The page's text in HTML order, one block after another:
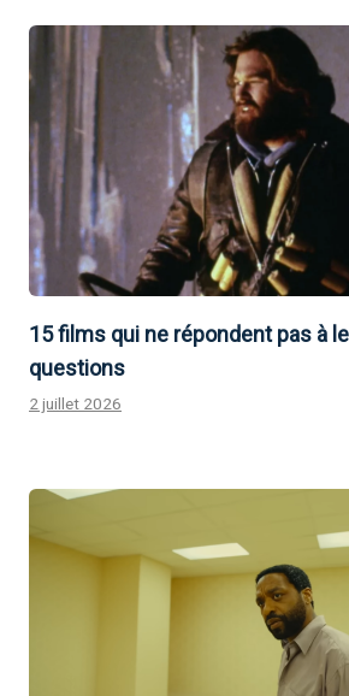
15 films qui ne répondent pas à
questions
2 juillet 2026